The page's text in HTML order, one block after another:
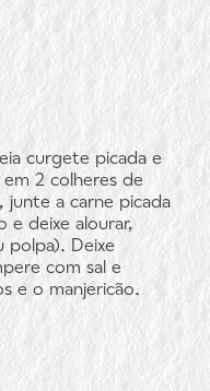
curgete picada e
2 colheres de
junte a carne picada
e deixe alourar,
Deixe
com sal e
e o manjericão.